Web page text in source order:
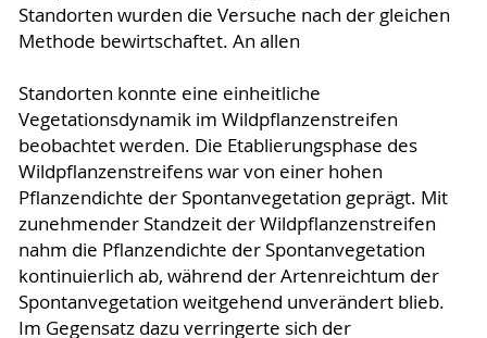
Standorten wurden die Versuche nach der gleichen
Methode bewirtschaftet. An allen
Standorten konnte eine einheitliche
Vegetationsdynamik im Wildpflanzenstreifen
beobachtet werden. Die Etablierungsphase des
Wildpflanzenstreifens war von einer hohen
Pflanzendichte der Spontanvegetation geprägt. Mit
zunehmender Standzeit der Wildpflanzenstreifen
nahm die Pflanzendichte der Spontanvegetation
kontinuierlich ab, während der Artenreichtum der
Spontanvegetation weitgehend unverändert blieb.
Im Gegensatz dazu verringerte sich der